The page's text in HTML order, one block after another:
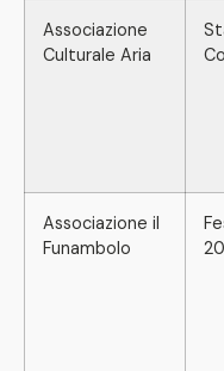
Associazione
Culturale Aria
Associazione il
Funambolo